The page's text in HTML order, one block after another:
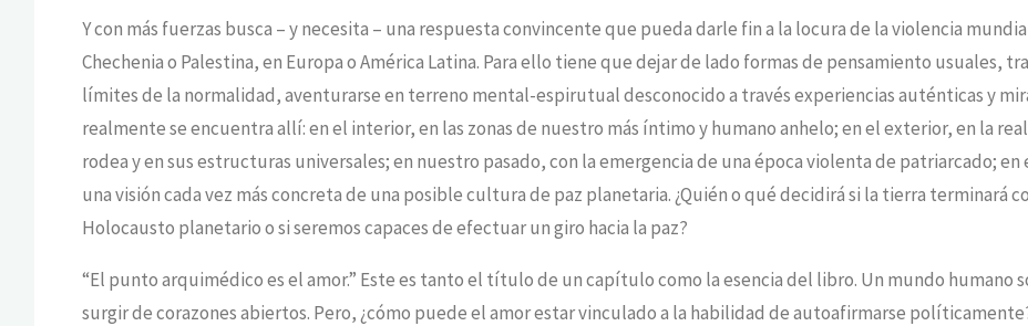
Y con más fuerzas busca – y necesita – una respuesta convincente que pueda darle fin a la locura de la violencia
Chechenia o Palestina, en Europa o América Latina. Para ello tiene que dejar de lado formas de pensamiento usuales,
límites de la normalidad, aventurarse en terreno mental-espirutual desconocido a través experiencias auténticas y
realmente se encuentra allí: en el interior, en las zonas de nuestro más íntimo y humano anhelo; en el exterior, en la
rodea y en sus estructuras universales; en nuestro pasado, con la emergencia de una época violenta de patriarcado;
una visión cada vez más concreta de una posible cultura de paz planetaria. ¿Quién o qué decidirá si la tierra terminará
Holocausto planetario o si seremos capaces de efectuar un giro hacia la paz?
“El punto arquimédico es el amor.” Este es tanto el título de un capítulo como la esencia del libro. Un mundo humano
surgir de corazones abiertos. Pero, ¿cómo puede el amor estar vinculado a la habilidad de autoafirmarse